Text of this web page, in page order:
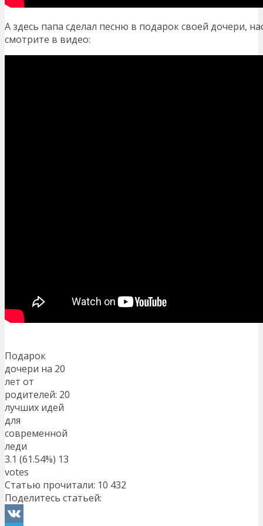
А здесь папа сделал песню в подарок своей дочери,
смотрите в видео:
Подарок
дочери на 20
лет от
родителей: 20
лучших идей
для
современной
леди
3.1 (61.54%) 13
votes
Статью прочитали: 10 432
Поделитесь статьей: